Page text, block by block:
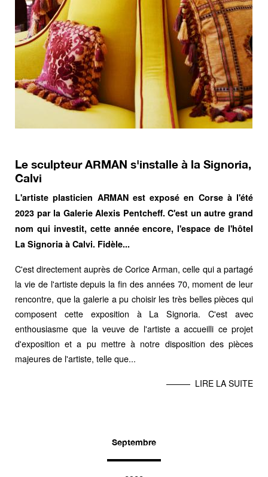
Le sculpteur ARMAN s'installe à la Signoria,
Calvi
L'artiste plasticien ARMAN est exposé en Corse à l'été
2023 par la Galerie Alexis Pentcheff. C'est un autre grand
nom qui investit, cette année encore, l'espace de l'hôtel
La Signoria à Calvi. Fidèle...
C'est directement auprès de Corice Arman, celle qui a partagé
la vie de l'artiste depuis la fin des années 70, moment de leur
rencontre, que la galerie a pu choisir les très belles pièces qui
composent cette exposition à La Signoria. C'est avec
enthousiasme que la veuve de l'artiste a accueilli ce projet
d'exposition et a pu mettre à notre disposition des pièces
majeures de l'artiste, telle que...
LIRE LA SUITE
Septembre